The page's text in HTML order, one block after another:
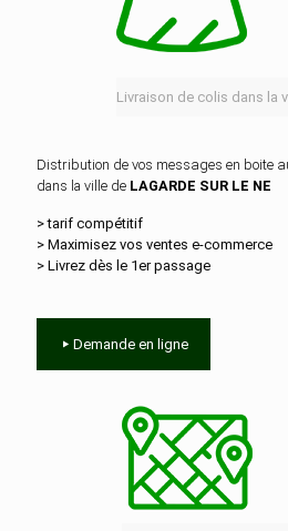
Livraison de colis dans la
Distribution de vos messages en boite
dans la ville de LAGARDE SUR LE NE
> tarif compétitif
> Maximisez vos ventes e‑commerce
> Livrez dès le 1er passage
Demande en ligne